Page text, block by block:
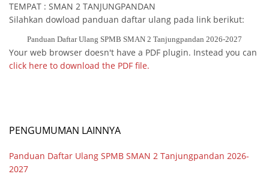
TEMPAT : SMAN 2 TANJUNGPANDAN
Silahkan dowload panduan daftar ulang pada link berikut:
Panduan Daftar Ulang SPMB SMAN 2 Tanjungpandan 2026-2027
Your web browser doesn't have a PDF plugin. Instead you can
click here to download the PDF file.
PENGUMUMAN LAINNYA
Panduan Daftar Ulang SPMB SMAN 2 Tanjungpandan 2026-
2027